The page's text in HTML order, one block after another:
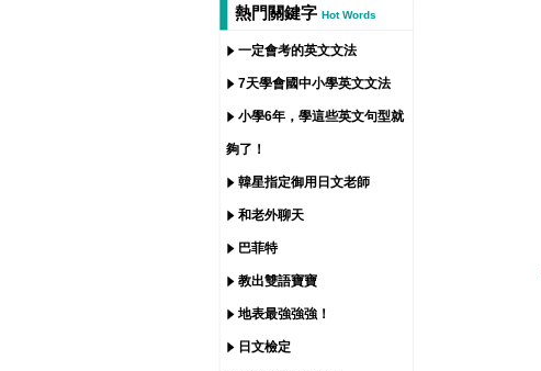
熱門關鍵字 Hot Words
一定會考的英文文法
7天學會國中小學英文文法
小學6年，學這些英文句型就
夠了！
韓星指定御用日文老師
和老外聊天
巴菲特
教出雙語寶寶
地表最強強強！
日文檢定